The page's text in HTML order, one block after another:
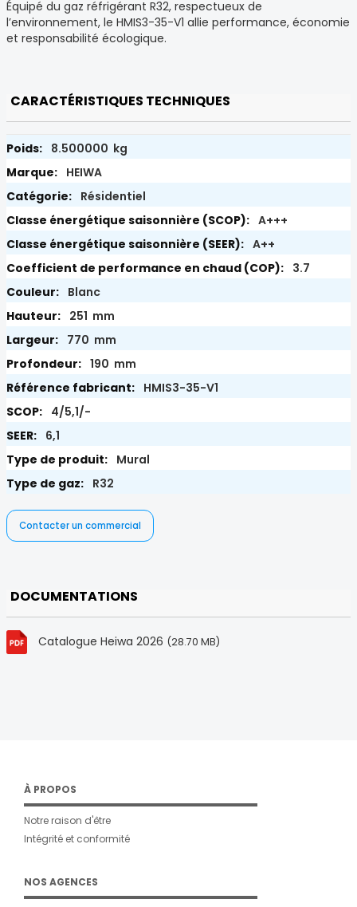
Équipé du gaz réfrigérant R32, respectueux de
l’environnement, le HMIS3-35-V1 allie performance, économie
et responsabilité écologique.
CARACTÉRISTIQUES TECHNIQUES
8.500000 kg
HEIWA
Résidentiel
A+++
A++
3.7
Blanc
251 mm
770 mm
190 mm
HMIS3-35-V1
4/5,1/-
6,1
Mural
R32
Contacter un commercial
DOCUMENTATIONS
Catalogue Heiwa 2026 (28.70 MB)
À PROPOS
Notre raison d'être
Intégrité et conformité
NOS AGENCES